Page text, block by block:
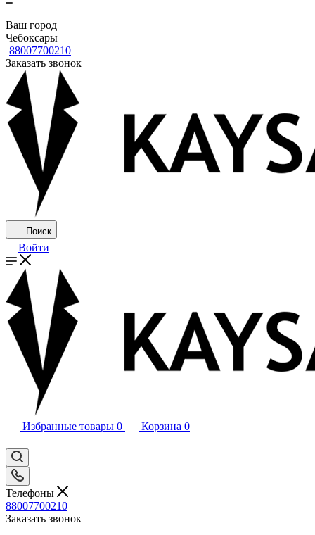
Ваш город
Чебоксары
88007700210
Заказать звонок
Поиск
Войти
Избранные товары 0 Корзина 0
Телефоны
88007700210
Заказать звонок